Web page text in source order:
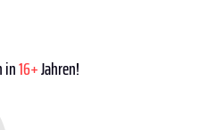
in16+Jahren!